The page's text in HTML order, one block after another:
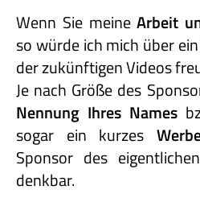
Wenn Sie meineArbeit
so würde ich mich über ein
der zukünftigen Videos
Je nach Größe des
Nennung Ihres Names
sogar ein kurzes
Sponsor des
denkbar.